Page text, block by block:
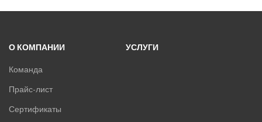
О КОМПАНИИ
Команда
Прайс-лист
Сертификаты
УСЛУГИ